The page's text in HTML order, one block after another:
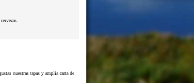
nuestras tapas y amplia carta de